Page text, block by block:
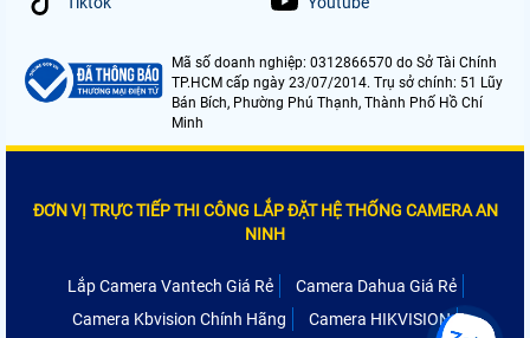
Mã số doanh nghiệp: 0312866570 do Sở Tài Chính
TP.HCM cấp ngày 23/07/2014. Trụ sở chính: 51 Lũy
Bán Bích, Phường Phú Thạnh, Thành Phố Hồ Chí
Minh
ĐƠN VỊ TRỰC TIẾP THI CÔNG LẮP ĐẶT HỆ THỐNG CAMERA AN
NINH
Lắp Camera Vantech Giá Rẻ
Camera Dahua Giá Rẻ
Camera Kbvision Chính Hãng
Camera HIKVISION